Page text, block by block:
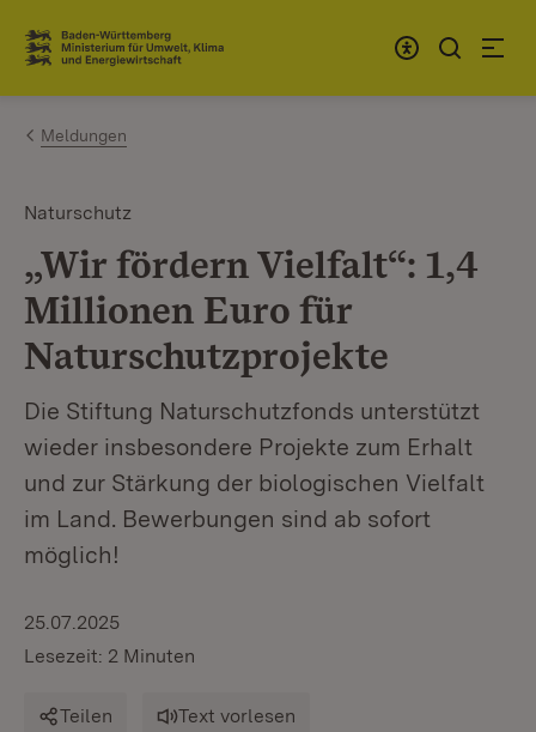
Zum Inhalt springen
Link zur Startseite
Meldungen
Naturschutz
„Wir fördern Vielfalt“: 1,4
Millionen Euro für
Naturschutzprojekte
Die Stiftung Naturschutzfonds unterstützt
wieder insbesondere Projekte zum Erhalt
und zur Stärkung der biologischen Vielfalt
im Land. Bewerbungen sind ab sofort
möglich!
25.07.2025
Lesezeit: 2 Minuten
Teilen Text vorlesen